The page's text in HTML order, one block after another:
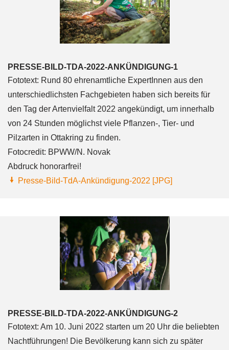
PRESSE-BILD-TDA-2022-ANKÜNDIGUNG-1
Fototext: Rund 80 ehrenamtliche ExpertInnen aus den
unterschiedlichsten Fachgebieten haben sich bereits für
den Tag der Artenvielfalt 2022 angekündigt, um innerhalb
von 24 Stunden möglichst viele Pflanzen-, Tier- und
Pilzarten in Ottakring zu finden.
Fotocredit: BPWW/N. Novak
Abdruck honorarfrei!
Presse-Bild-TdA-Ankündigung-2022 [JPG]
PRESSE-BILD-TDA-2022-ANKÜNDIGUNG-2
Fototext: Am 10. Juni 2022 starten um 20 Uhr die beliebten
Nachtführungen! Die Bevölkerung kann sich zu später